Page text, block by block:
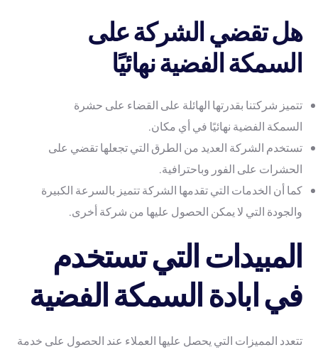
هل تقضي الشركة على
السمكة الفضية نهائيًا
تتميز شركتنا بقدرتها الهائلة على القضاء على حشرة
السمكة الفضية نهائيًا في أي مكان.
تستخدم الشركة العديد من الطرق التي تجعلها تقضي على
الحشرات على الفور وباحترافية.
كما أن الخدمات التي تقدمها الشركة تتميز بالسرعة الكبيرة
والجودة التي لا يمكن الحصول عليها من شركة أخرى.
المبيدات التي تستخدم
في ابادة السمكة الفضية
تتعدد المميزات التي يحصل عليها العملاء عند الحصول على خدمة